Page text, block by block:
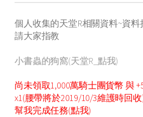
個人收集的天堂R相關資料~資料
請大家指教
小書蟲的狗窩(天堂R_點我)
尚未領取1,000萬騎士團貨幣 與
x1(腰帶將於2019/10/3維護時回
幫我完成任務(點我)